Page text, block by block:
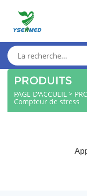
PRODUITS
PAGE D'ACCUEIL >
Compteur de stress